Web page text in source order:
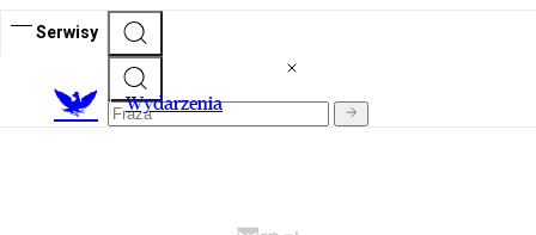
Serwisy
Wydarzenia